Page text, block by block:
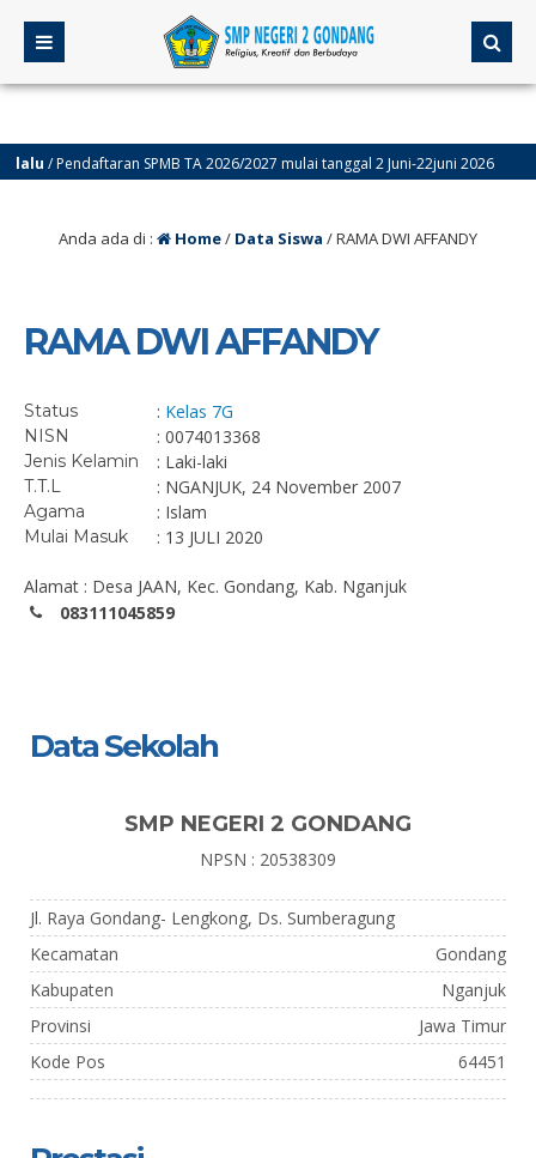
/ Pendaftaran SPMB TA 2026/2027 mulai tanggal 2 Juni-22juni 2026
Anda ada di : Home/ Data Siswa /RAMA DWI AFFANDY
RAMA DWI AFFANDY
Status : Kelas 7G
NISN : 0074013368
Jenis Kelamin : Laki-laki
T.T.L : NGANJUK, 24 November 2007
Agama : Islam
Mulai Masuk : 13 JULI 2020
Alamat : Desa JAAN, Kec. Gondang, Kab. Nganjuk
083111045859
Data Sekolah
SMP NEGERI 2 GONDANG
NPSN : 20538309
Jl. Raya Gondang- Lengkong, Ds. Sumberagung
Kecamatan
Gondang
Kabupaten
Nganjuk
Provinsi
Jawa Timur
Kode Pos
64451